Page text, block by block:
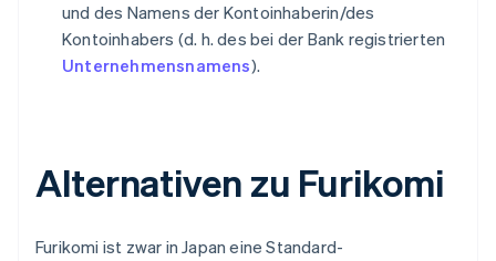
und des Namens der Kontoinhaberin/des
Kontoinhabers (d. h. des bei der Bank registrierten
Unternehmensnamens).
Alternativen zu Furikomi
Furikomi ist zwar in Japan eine Standard-